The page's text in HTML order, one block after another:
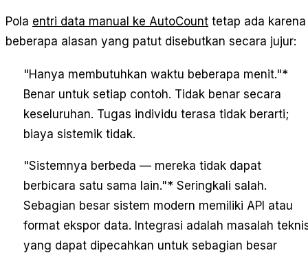
Pola entri data manual ke AutoCount tetap ada karena
beberapa alasan yang patut disebutkan secara jujur:
"Hanya membutuhkan waktu beberapa menit."*
Benar untuk setiap contoh. Tidak benar secara
keseluruhan. Tugas individu terasa tidak berarti;
biaya sistemik tidak.
"Sistemnya berbeda — mereka tidak dapat
berbicara satu sama lain."* Seringkali salah.
Sebagian besar sistem modern memiliki API atau
format ekspor data. Integrasi adalah masalah
yang dapat dipecahkan untuk sebagian besar